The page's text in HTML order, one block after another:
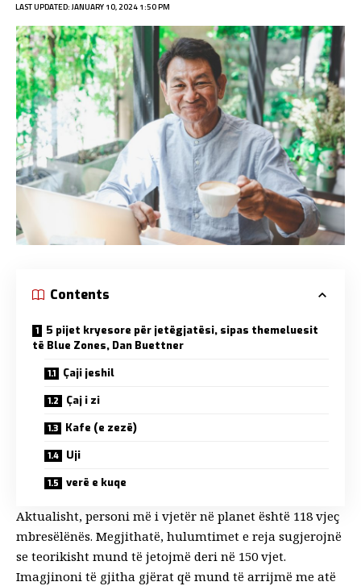
LAST UPDATED: JANUARY 10, 2024 1:50 PM
Contents
5 pijet kryesore për jetëgjatësi, sipas themeluesit
të Blue Zones, Dan Buettner
Çaji jeshil
Çaj i zi
Kafe (e zezë)
Uji
verë e kuqe
Aktualisht, personi më i vjetër në planet është 118 vjeç
mbresëlënës. Megjithatë, hulumtimet e reja sugjerojnë
se teorikisht mund të jetojmë deri në 150 vjet.
Imagjinoni të gjitha gjërat që mund të arrijmë me atë